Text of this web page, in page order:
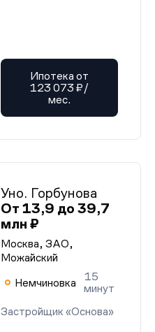
Ипотека от
123 073 ₽/
мес.
Уно. Горбунова
От 13,9 до 39,7
млн ₽
Москва, ЗАО,
Можайский
Немчиновка
15
минут
Застройщик «Основа»